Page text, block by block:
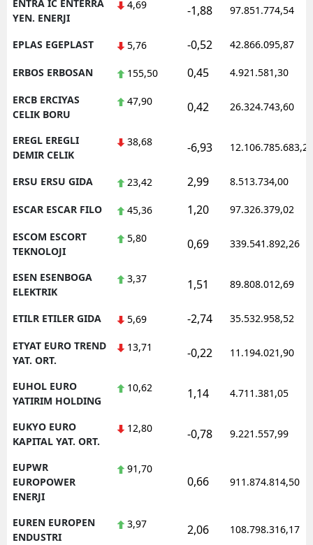
ENTRA IC ENTERRA
YEN. ENERJI
4,69 -1,88 97.851.774,54
EPLAS EGEPLAST 5,76 -0,52 42.866.095,87
ERBOS ERBOSAN 155,50 0,45 4.921.581,30
ERCB ERCIYAS
CELIK BORU
47,90 0,42 26.324.743,60
EREGL EREGLI
DEMIR CELIK
38,68 -6,93 12.106.785.683,20
ERSU ERSU GIDA 23,42 2,99 8.513.734,00
ESCAR ESCAR FILO 45,36 1,20 97.326.379,02
ESCOM ESCORT
TEKNOLOJI
5,80 0,69 339.541.892,26
ESEN ESENBOGA
ELEKTRIK
3,37 1,51 89.808.012,69
ETILR ETILER GIDA 5,69 -2,74 35.532.958,52
ETYAT EURO TREND
YAT. ORT.
13,71 -0,22 11.194.021,90
EUHOL EURO
YATIRIM HOLDING
10,62 1,14 4.711.381,05
EUKYO EURO
KAPITAL YAT. ORT.
12,80 -0,78 9.221.557,99
EUPWR
EUROPOWER
ENERJI
91,70
0,66 911.874.814,50
EUREN EUROPEN
ENDUSTRI
3,97 2,06 108.798.316,17